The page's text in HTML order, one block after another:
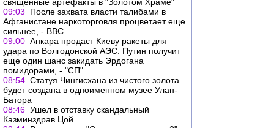
09:03
После захвата власти талибами в
Афганистане наркоторговля процветает еще
сильнее, - ВВС
09:00 Анкара продаст Киеву ракеты для
удара по Волгодонской АЭС. Путин получит
еще один шанс закидать Эрдогана
помидорами, - "СП"
08:54 Статуя Чингисхана из чистого золота
будет создана в одноименном музее Улан-
Батора
08:46 Ушел в отставку скандальный
Казминздрав Цой